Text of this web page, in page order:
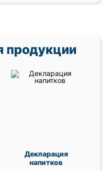
продукции
Декларация
напитков